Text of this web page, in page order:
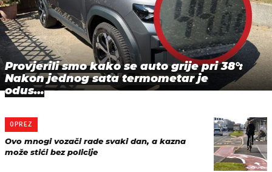
Provjerili smo kako se auto grije pri 38°:
Nakon jednog sata termometar je
odus…
OPREZ
Ovo mnogi vozači rade svaki dan, a kazna
može stići bez policije